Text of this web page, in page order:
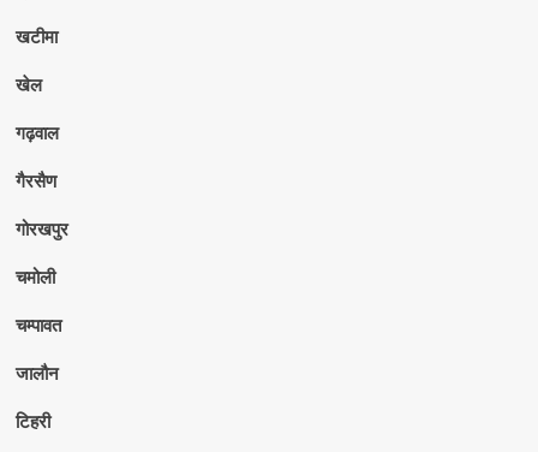
खटीमा
खेल
गढ़वाल
गैरसैण
गोरखपुर
चमोली
चम्पावत
जालौन
टिहरी